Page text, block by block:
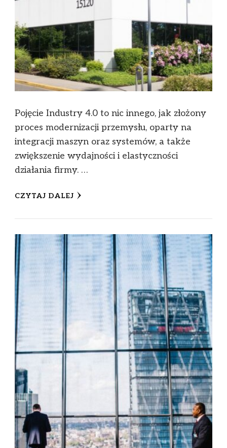
Pojęcie Industry 4.0 to nic innego, jak złożony
proces modernizacji przemysłu, oparty na
integracji maszyn oraz systemów, a także
zwiększenie wydajności i elastyczności
działania firmy. …
CZYTAJ DALEJ